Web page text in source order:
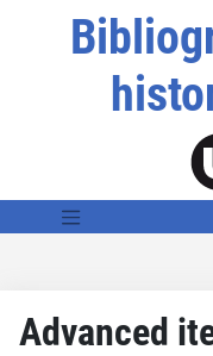
Advanced